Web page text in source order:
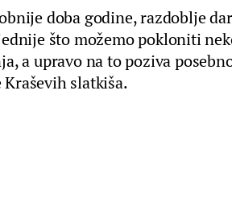
doba godine, razdoblje
što možemo pokloniti
a upravo na to poziva
slatkiša.